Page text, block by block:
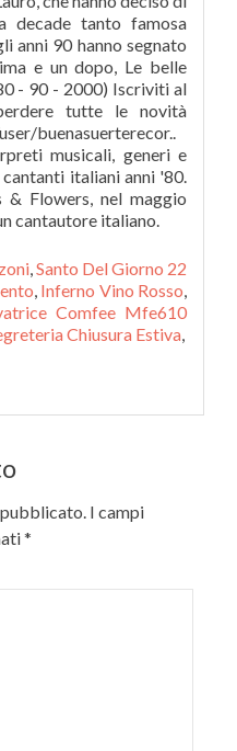
,Santo Del Giorno 22
, Inferno Vino Rosso,
Comfee Mfe610
Chiusura Estiva,
I campi
*